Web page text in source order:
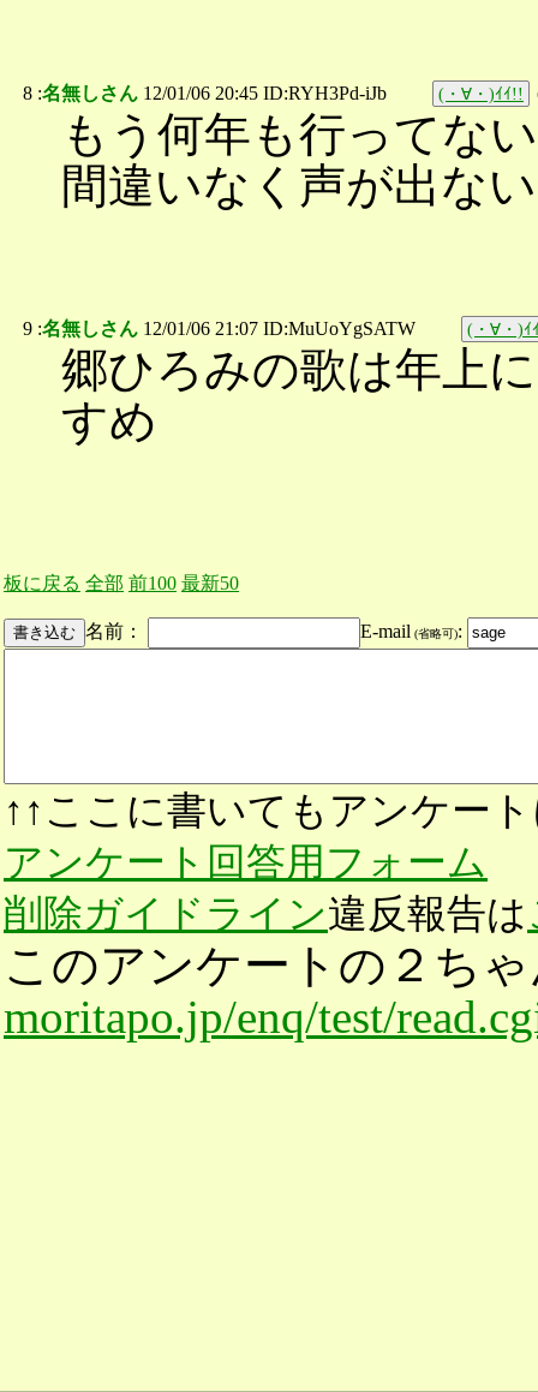
8 :名無しさん 12/01/06 20:45 ID:RYH3Pd-iJb (・∀・)ｲｲ!!
もう何年も行ってない
間違いなく声が出ない
9 :名無しさん 12/01/06 21:07 ID:MuUoYgSATW (・∀・)ｲ
郷ひろみの歌は年上
すめ
板に戻る 全部 前100 最新50
名前： E-mail (省略可):
↑↑ここに書いてもアンケー
アンケート回答用フォーム
削除ガイドライン違反報告は
このアンケートの２ち
moritapo.jp/enq/test/